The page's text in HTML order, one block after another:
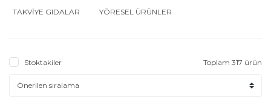
TAKVİYE GIDALAR YÖRESEL ÜRÜNLER
Stoktakiler Toplam 317 ürün